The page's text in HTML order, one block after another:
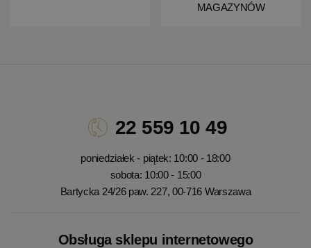
MAGAZYNÓW
22 559 10 49
poniedziałek - piątek: 10:00 - 18:00
sobota: 10:00 - 15:00
Bartycka 24/26 paw. 227, 00-716 Warszawa
Obsługa sklepu internetowego